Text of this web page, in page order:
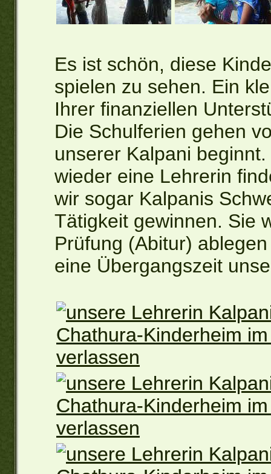
Es ist schön, diese
spielen zu sehen. Ein
Ihrer finanziellen
Die Schulferien gehen
unserer Kalpani
wieder eine Lehrerin
wir sogar Kalpanis
Tätigkeit gewinnen. Sie
Prüfung (Abitur)
eine Übergangszeit